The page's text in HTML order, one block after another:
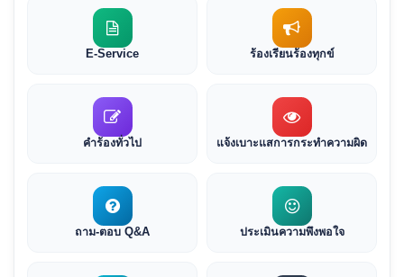
E-Service ร้องเรียนร้องทุกข์
คำร้องทั่วไป แจ้งเบาะแสการกระทำความผิด
ถาม-ตอบ Q&A ประเมินความพึงพอใจ